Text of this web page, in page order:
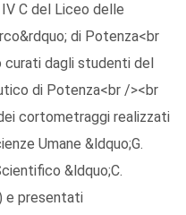
C del Liceo delle
di Potenza<br
curati dagli studenti del
di Potenza<br /><br
cortometraggi realizzati
Umane &ldquo;G.
&ldquo;C.
e presentati